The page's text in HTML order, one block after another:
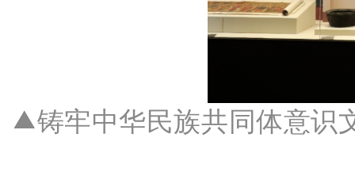
▲铸牢中华民族共同体意识